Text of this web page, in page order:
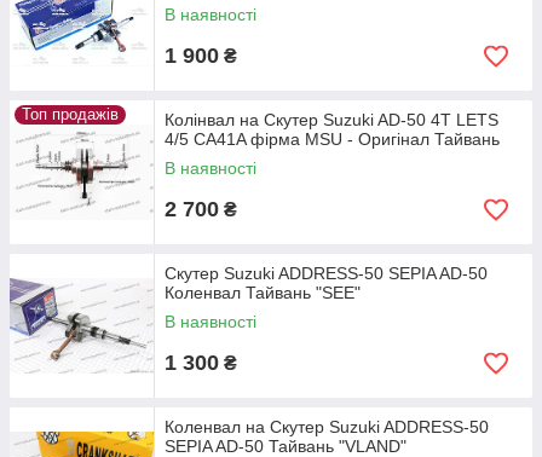
В наявності
1 900 ₴
Топ продажів
Колінвал на Скутер Suzuki AD-50 4T LETS
4/5 CA41A фірма MSU - Оригінал Тайвань
В наявності
2 700 ₴
Скутер Suzuki ADDRESS-50 SEPIA AD-50
Коленвал Тайвань "SEE"
В наявності
1 300 ₴
Коленвал на Скутер Suzuki ADDRESS-50
SEPIA AD-50 Тайвань "VLAND"